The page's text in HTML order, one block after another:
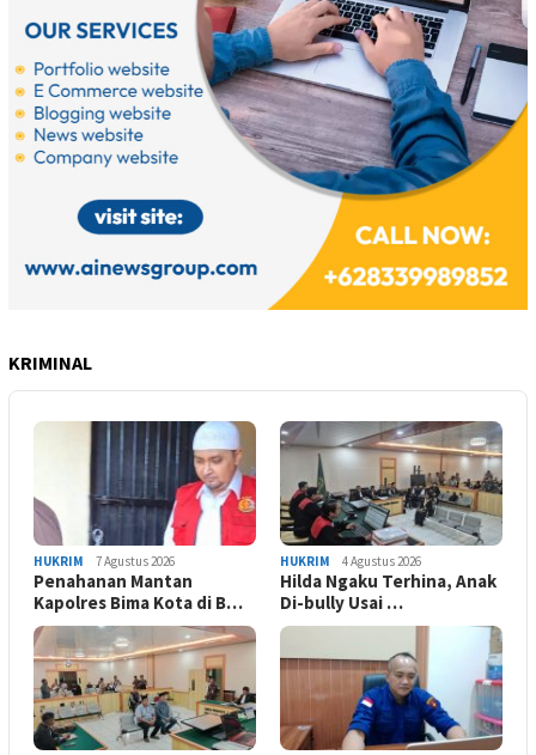
KRIMINAL
HUKRIM 7 Agustus 2026
Penahanan Mantan
Kapolres Bima Kota di B…
HUKRIM 4 Agustus 2026
Hilda Ngaku Terhina, Anak
Di-bully Usai …